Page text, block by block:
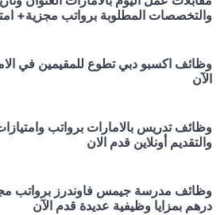
والتخصصات المطلوبة برواتب مجزية+
وظائف اكسبو دبي تطوع للمقيمين في
الآن
وظائف تدريس بالامارات برواتب
والتقديم أونلاين قدم الان
درهم بمزايا وظيفية عديدة قدم الآن